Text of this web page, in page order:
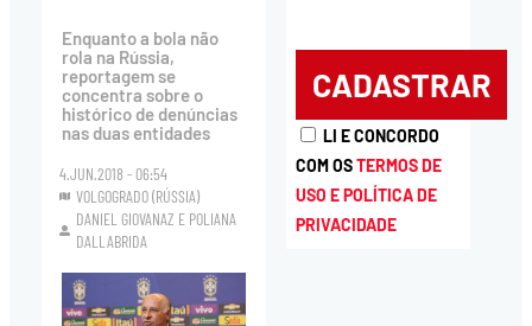
Enquanto a bola não
rola na Rússia,
reportagem se
concentra sobre o
histórico de denúncias
nas duas entidades
4.JUN.2018 - 06:54
VOLGOGRADO (RÚSSIA)
DANIEL GIOVANAZ E POLIANA
DALLABRIDA
LI E CONCORDO
COM OSTERMOS DE
USO E POLÍTICA DE
PRIVACIDADE